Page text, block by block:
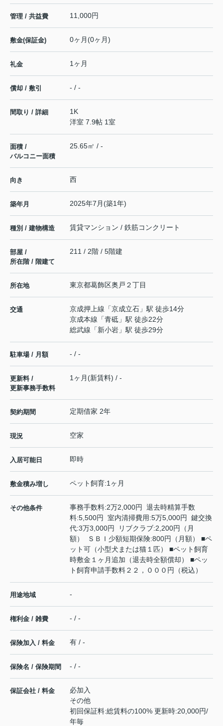
管理 / 共益費 11,000円
敷金(保証金) 0ヶ月(0ヶ月)
礼金 1ヶ月
償却 / 敷引 - / -
間取り / 詳細
1K
洋室 7.9帖 1室
面積 /
バルコニー面積
25.65㎡ / -
向き 西
築年月 2025年7月(築1年)
種別 / 建物構造 賃貸マンション / 鉄筋コンクリート
部屋 /
所在階 / 階建て
211 / 2階 / 5階建
所在地 東京都葛飾区奥戸 ２丁目
交通 京成押上線 「京成立石 」駅 徒歩14分
京成本線 「青砥 」駅 徒歩22分
総武線 「新小岩 」駅 徒歩29分
駐車場 / 月額 - / -
更新料 /
更新事務手数料
1ヶ月(新賃料) / -
契約期間 定期借家 2年
現況 空家
入居可能日 即時
敷金積み増し ペット飼育:1ヶ月
その他条件
事務手数料:2万2,000円 退去時精算手数
料:5,500円 室内清掃費用:5万5,000円 鍵交換
代:3万3,000円 リブクラブ:2,200円（月
額） ＳＢＩ少額短期保険:800円（月額） ■ペ
ット可（小型犬または猫１匹） ■ペット飼育
時敷金１ヶ月追加（退去時全額償却） ■ペッ
ト飼育申請手数料２２，０００円（税込）
用途地域 -
権利金 / 雑費 - / -
保険加入 / 料金 有 / -
保険名 / 保険期間 - / -
保証会社 / 料金
必加入
その他
初回保証料:総賃料の100% 更新時:20,000円/
年毎